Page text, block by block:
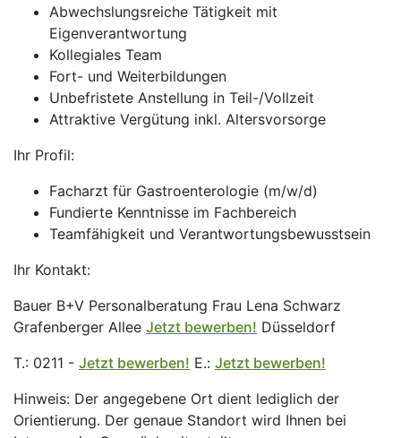
Abwechslungsreiche Tätigkeit mit
Eigenverantwortung
Kollegiales Team
Fort- und Weiterbildungen
Unbefristete Anstellung in Teil-/Vollzeit
Attraktive Vergütung inkl. Altersvorsorge
Ihr Profil:
Facharzt für Gastroenterologie (m/w/d)
Fundierte Kenntnisse im Fachbereich
Teamfähigkeit und Verantwortungsbewusstsein
Ihr Kontakt:
Bauer B+V Personalberatung Frau Lena Schwarz
Grafenberger Allee Jetzt bewerben! Düsseldorf
T.: 0211 - Jetzt bewerben! E.: Jetzt bewerben!
Hinweis: Der angegebene Ort dient lediglich der
Orientierung. Der genaue Standort wird Ihnen bei